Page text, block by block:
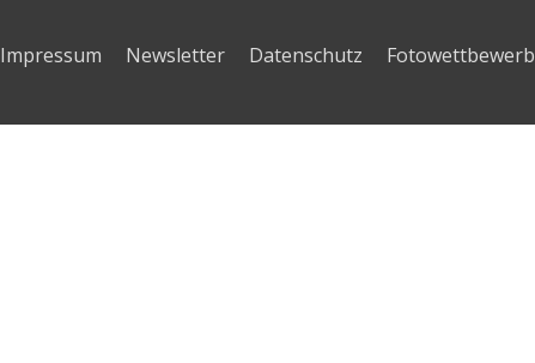
Impressum Newsletter Datenschutz